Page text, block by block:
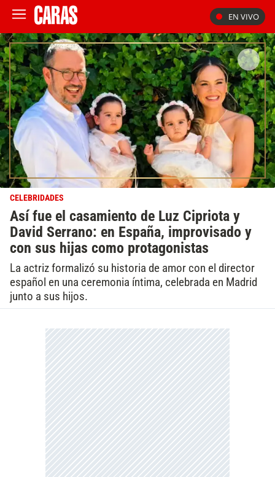
EN VIVO
CELEBRIDADES
Así fue el casamiento de Luz Cipriota y
David Serrano: en España, improvisado y
con sus hijas como protagonistas
La actriz formalizó su historia de amor con el director
español en una ceremonia íntima, celebrada en Madrid
junto a sus hijos.